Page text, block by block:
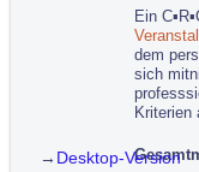
Ein
dem
sich
Kriterien
→ Desktop-Version